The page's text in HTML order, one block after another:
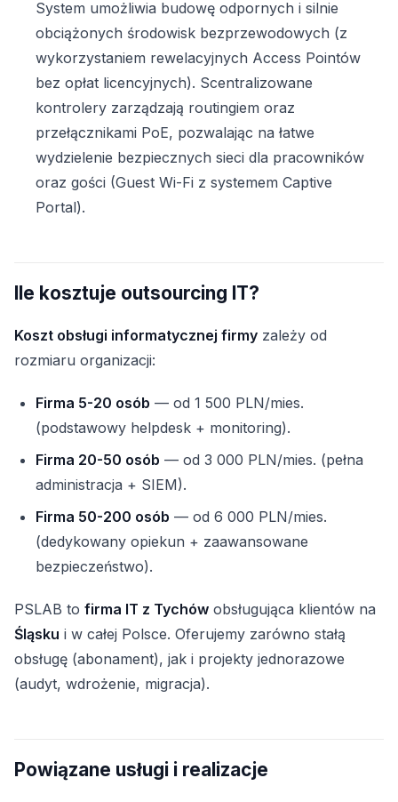
System umożliwia budowę odpornych i silnie
obciążonych środowisk bezprzewodowych (z
wykorzystaniem rewelacyjnych Access Pointów
bez opłat licencyjnych). Scentralizowane
kontrolery zarządzają routingiem oraz
przełącznikami PoE, pozwalając na łatwe
wydzielenie bezpiecznych sieci dla pracowników
oraz gości (Guest Wi-Fi z systemem Captive
Portal).
Ile kosztuje outsourcing IT?
Koszt obsługi informatycznej firmy zależy od
rozmiaru organizacji:
Firma 5-20 osób — od 1 500 PLN/mies.
(podstawowy helpdesk + monitoring).
Firma 20-50 osób — od 3 000 PLN/mies. (pełna
administracja + SIEM).
Firma 50-200 osób — od 6 000 PLN/mies.
(dedykowany opiekun + zaawansowane
bezpieczeństwo).
PSLAB to firma IT z Tychów obsługująca klientów na
Śląsku i w całej Polsce. Oferujemy zarówno stałą
obsługę (abonament), jak i projekty jednorazowe
(audyt, wdrożenie, migracja).
Powiązane usługi i realizacje